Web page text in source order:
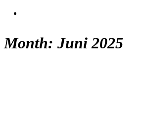
Month: Juni 2025